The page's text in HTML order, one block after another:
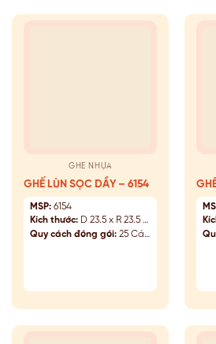
GHẾ NHỰA
GHẾ LÙN SỌC DẦY – 6154
MSP: 6154
Kích thước: D 23.5 x R 23.5 x C 26 (cm)
Quy cách đóng gói: 25 Cái/Kiện